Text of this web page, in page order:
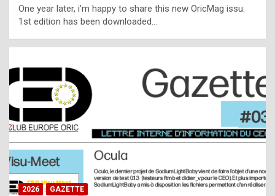
l
t
t
s
t
a
s
One year later, i’m happy to share this new OricMag issu.
1st edition has been downloaded…
2026 GAZETTE